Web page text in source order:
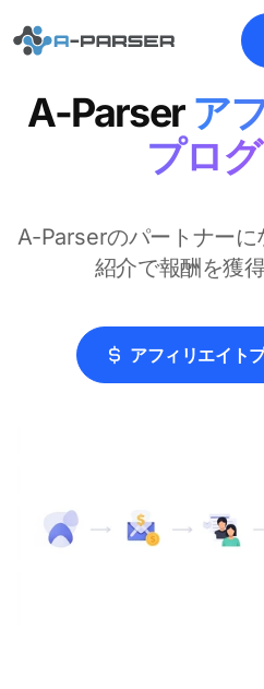
A-Parser ア
プロ
A-Parserのパートナーに
紹介で報酬を獲
アフィリエイト